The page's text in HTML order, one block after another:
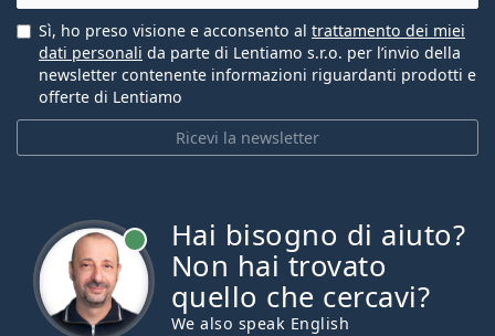
Ricevi la newsletter
Sì, ho preso visione e acconsento al trattamento dei miei
dati personali da parte di Lentiamo s.r.o. per l’invio della
newsletter contenente informazioni riguardanti prodotti e
offerte di Lentiamo
Hai bisogno di aiuto?
Non hai trovato
quello che cercavi?
We also speak English